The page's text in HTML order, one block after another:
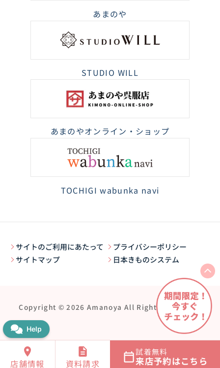
あまのや
STUDIO WILL
あまのやオンライン・ショップ
TOCHIGI wabunka navi
サイトのご利用にあたって
プライバシーポリシー
サイトマップ
日本きものシステム
Copyright © 2026 Amanoya All Rights Reserved.
店舗情報 資料請求
試着無料
来店予約はこちら